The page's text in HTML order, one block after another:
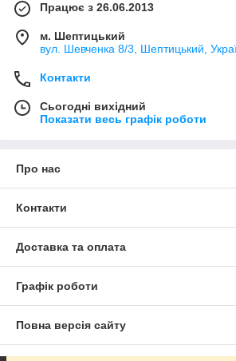
Працює з 26.06.2013
м. Шептицький
вул. Шевченка 8/3, Шептицький,
Контакти
Сьогодні вихідний
Показати весь графік роботи
Про нас
Контакти
Доставка та оплата
Графік роботи
Повна версія сайту